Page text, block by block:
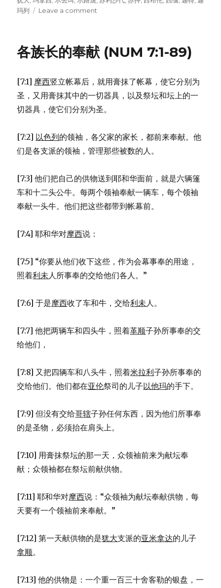
玛列
Leave a comment
行
次
序
2:1-
各族长的奉献 (NUM 7:1-89)
[7:1] 摩西竖立帐幕后，就用膏抹了帐幕，使它分别为
圣，又用膏抹其中的一切器具，以及祭坛和坛上的一
切器具，使它们分别为圣。
[7:2] 以色列的领袖，各父家的家长，都前来奉献。他
们是各支派的领袖，管理那些被数的人。
[7:3] 他们把自己的供物送到耶和华面前，就是六辆篷
车和十二头公牛。每两个领袖奉献一辆车，每个领袖
奉献一头牛。他们把这些都带到帐幕前。
[7:4] 耶和华对摩西说：
[7:5] “你要从他们收下这些，作为会幕事奉的用途，
照着利未人所事奉的交给他们各人。”
[7:6] 于是摩西收了车和牛，交给利未人。
[7:7] 他把两辆车和四头牛，照着革顺子孙所事奉的交
给他们，
[7:8] 又把四辆车和八头牛，照着米拉利子孙所事奉的
交给他们。他们都在亚伦祭司的儿子以他玛的手下。
[7:9] 但没有交给哥辖子孙任何东西，因为他们所事奉
的是圣物，必须抬在肩头上。
[7:10] 用膏抹祭坛的那一天，众领袖前来为献坛奉
献；众领袖都在祭坛前献供物。
[7:11] 耶和华对摩西说：“众领袖为献坛奉献供物，每
天要有一个领袖前来奉献。”
[7:12] 第一天献供物的是犹大支派的亚米拿达的儿子
拿顺。
[7:13] 他的供物是：一个重一百三十舍客勒的银盘，一